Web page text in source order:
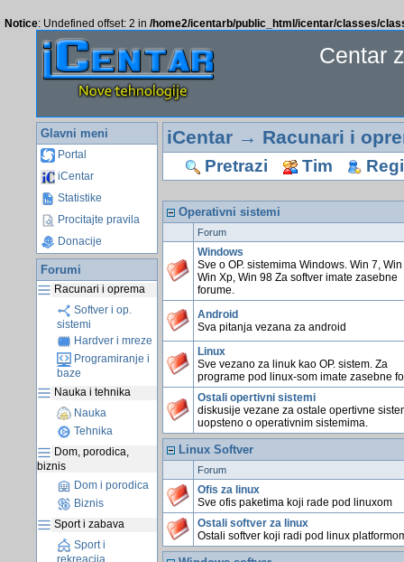
Notice: Undefined offset: 2 in /home2/icentarb/public_html/icentar/classes/
Centar
Glavni meni
Portal
iCentar
Statistike
Procitajte pravila
Donacije
Forumi
Racunari i oprema
Softver i op.
sistemi
Hardver i mreze
Programiranje i
baze
Nauka i tehnika
Nauka
Tehnika
Dom, porodica,
biznis
Dom i porodica
Biznis
Sport i zabava
Sport i
rekreacija
iCentar→ Racunari i
Pretrazi Tim
Operativni sistemi
Forum
Windows
Sve o OP. sistemima Windows. Win 7,
Win Xp, Win 98 Za softver imate zasebne
forume.
Android
Sva pitanja vezana za android
Linux
Sve vezano za linuk kao OP. sistem. Za
programe pod linux-som imate zasebne
Ostali opertivni sistemi
diskusije vezane za ostale opertivne
uopsteno o operativnim sistemima.
Linux Softver
Forum
Ofis za linux
Sve ofis paketima koji rade pod linuxom
Ostali softver za linux
Ostali softver koji radi pod linux